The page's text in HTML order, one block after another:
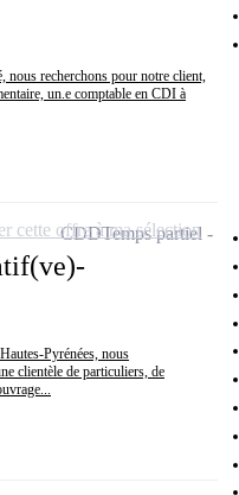
nous recherchons pour notre client,
un.e comptable en CDI à
Pyrénées, nous
clientèle de particuliers, de
CDDTemps partiel
cette offre à ma sélection